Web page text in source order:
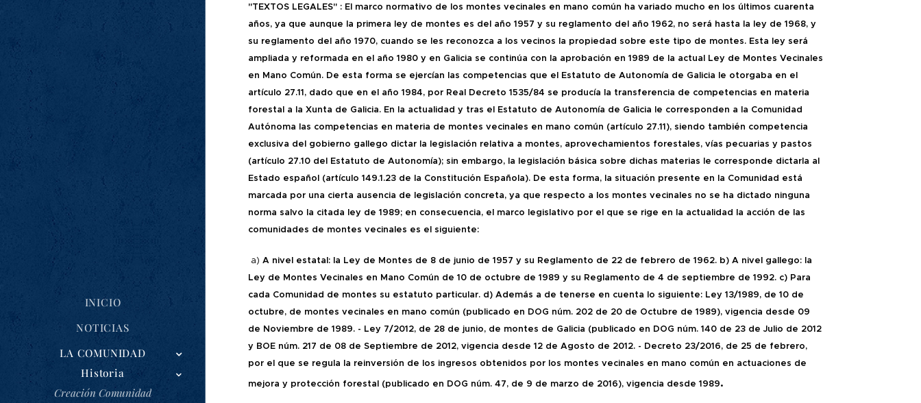
INICIO
NOTICIAS
LA COMUNIDAD
Historia
Creación Comunidad
"TEXTOS LEGALES" : El marco normativo de los montes vecinales en mano común ha variado mucho en los últimos cuarenta
años, ya que aunque la primera ley de montes es del año 1957 y su reglamento del año 1962, no será hasta la ley de 1968, y
su reglamento del año 1970, cuando se les reconozca a los vecinos la propiedad sobre este tipo de montes. Esta ley será
ampliada y reformada en el año 1980 y en Galicia se continúa con la aprobación en 1989 de la actual Ley de Montes Vecinales
en Mano Común. De esta forma se ejercían las competencias que el Estatuto de Autonomía de Galicia le otorgaba en el
artículo 27.11, dado que en el año 1984, por Real Decreto 1535/84 se producía la transferencia de competencias en materia
forestal a la Xunta de Galicia. En la actualidad y tras el Estatuto de Autonomía de Galicia le corresponden a la Comunidad
Autónoma las competencias en materia de montes vecinales en mano común (artículo 27.11), siendo también competencia
exclusiva del gobierno gallego dictar la legislación relativa a montes, aprovechamientos forestales, vías pecuarias y pastos
(artículo 27.10 del Estatuto de Autonomía); sin embargo, la legislación básica sobre dichas materias le corresponde dictarla al
Estado español (artículo 149.1.23 de la Constitución Española). De esta forma, la situación presente en la Comunidad está
marcada por una cierta ausencia de legislación concreta, ya que respecto a los montes vecinales no se ha dictado ninguna
norma salvo la citada ley de 1989; en consecuencia, el marco legislativo por el que se rige en la actualidad la acción de las
comunidades de montes vecinales es el siguiente:
a) A nivel estatal: la Ley de Montes de 8 de junio de 1957 y su Reglamento de 22 de febrero de 1962. b) A nivel gallego: la
Ley de Montes Vecinales en Mano Común de 10 de octubre de 1989 y su Reglamento de 4 de septiembre de 1992. c) Para
cada Comunidad de montes su estatuto particular. d) Además a de tenerse en cuenta lo siguiente: Ley 13/1989, de 10 de
octubre, de montes vecinales en mano común (publicado en DOG núm. 202 de 20 de Octubre de 1989), vigencia desde 09
de Noviembre de 1989. - Ley 7/2012, de 28 de junio, de montes de Galicia (publicado en DOG núm. 140 de 23 de Julio de 2012
y BOE núm. 217 de 08 de Septiembre de 2012, vigencia desde 12 de Agosto de 2012. - Decreto 23/2016, de 25 de febrero,
por el que se regula la reinversión de los ingresos obtenidos por los montes vecinales en mano común en actuaciones de
mejora y protección forestal (publicado en DOG núm. 47, de 9 de marzo de 2016), vigencia desde 1989.